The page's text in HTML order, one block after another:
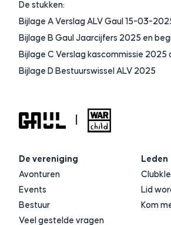
De stukken:
Bijlage A Verslag ALV Gaul 15-03-
Bijlage B Gaul Jaarcijfers 2025 en
Bijlage C Verslag kascommissie 2025
Bijlage D Bestuurswissel ALV 2025
De vereniging
Avonturen
Events
Bestuur
Veel gestelde vragen
Leden
Lid
Kom